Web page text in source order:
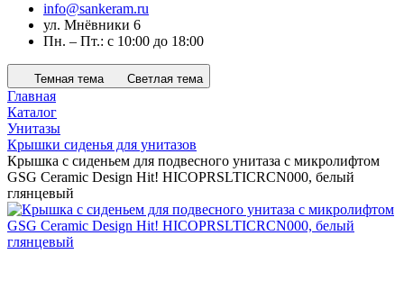
info@sankeram.ru
ул. Мнёвники 6
Пн. – Пт.: с 10:00 до 18:00
Темная тема Светлая тема
Главная
Каталог
Унитазы
Крышки сиденья для унитазов
Крышка с сиденьем для подвесного унитаза с микролифтом
GSG Ceramic Design Hit! HICOPRSLTICRCN000, белый
глянцевый